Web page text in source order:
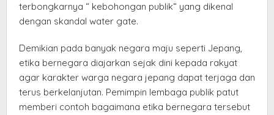
terbongkarnya “ kebohongan publik“ yang dikenal
dengan skandal water gate.
Demikian pada banyak negara maju seperti Jepang,
etika bernegara diajarkan sejak dini kepada rakyat
agar karakter warga negara jepang dapat terjaga dan
terus berkelanjutan. Pemimpin lembaga publik patut
memberi contoh bagaimana etika bernegara tersebut